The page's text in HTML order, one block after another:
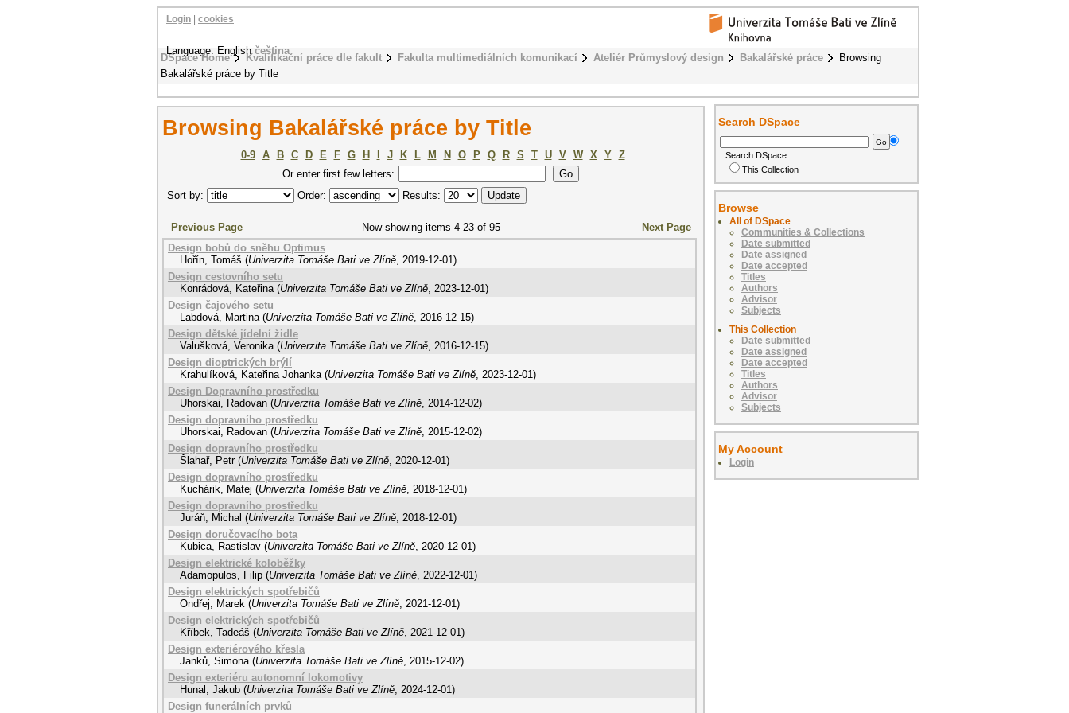
DSpace Home Kvalifikační práce dle fakult Fakulta multimediálních komunikací Ateliér Průmyslový design Bakalářské práce
Browsing
Bakalářské práce by Title
Login cookies
Language: Englishčeština
Browsing Bakalářské práce by Title
0-9 A B C D E F G H J K L M N O P Q R S T U V W X Y
Z
Or enter first few letters:
Sort by:
Order: Results:
Previous Page Now showing items 4-23 of 95
Next Page
Design bobů do sněhu Optimus
Hořín, Tomáš (Univerzita Tomáše Bati ve Zlíně, 2019-12-01)
Design cestovního setu
Konrádová, Kateřina (Univerzita Tomáše Bati ve Zlíně, 2023-12-01)
Design čajového setu
Labdová, Martina (Univerzita Tomáše Bati ve Zlíně, 2016-12-15)
Design dětské jídelní židle
Valušková, Veronika (Univerzita Tomáše Bati ve Zlíně, 2016-12-15)
Design dioptrických brýlí
Krahulíková, Kateřina Johanka (Univerzita Tomáše Bati ve Zlíně, 2023-12-01)
Design Dopravního prostředku
Uhorskai, Radovan (Univerzita Tomáše Bati ve Zlíně, 2014-12-02)
Design dopravního prostředku
Uhorskai, Radovan (Univerzita Tomáše Bati ve Zlíně, 2015-12-02)
Design dopravního prostředku
Šlahař, Petr (Univerzita Tomáše Bati ve Zlíně, 2020-12-01)
Design dopravního prostředku
Kuchárik, Matej (Univerzita Tomáše Bati ve Zlíně, 2018-12-01)
Design dopravního prostředku
Juráň, Michal (Univerzita Tomáše Bati ve Zlíně, 2018-12-01)
Design doručovacího bota
Kubica, Rastislav (Univerzita Tomáše Bati ve Zlíně, 2020-12-01)
Design elektrické koloběžky
Adamopulos, Filip (Univerzita Tomáše Bati ve Zlíně, 2022-12-01)
Design elektrických spotřebičů
Ondřej, Marek (Univerzita Tomáše Bati ve Zlíně, 2021-12-01)
Design elektrických spotřebičů
Kříbek, Tadeáš (Univerzita Tomáše Bati ve Zlíně, 2021-12-01)
Design exteriérového křesla
Janků, Simona (Univerzita Tomáše Bati ve Zlíně, 2015-12-02)
Design exteriéru autonomní lokomotivy
Hunal, Jakub (Univerzita Tomáše Bati ve Zlíně, 2024-12-01)
Design funerálních prvků
Search DSpace
Search DSpace
This Collection
Browse
All of DSpace
Communities & Collections
Date submitted
Date assigned
Date accepted
Titles
Authors
Advisor
Subjects
This Collection
Date submitted
Date assigned
Date accepted
Titles
Authors
Advisor
Subjects
My Account
Login